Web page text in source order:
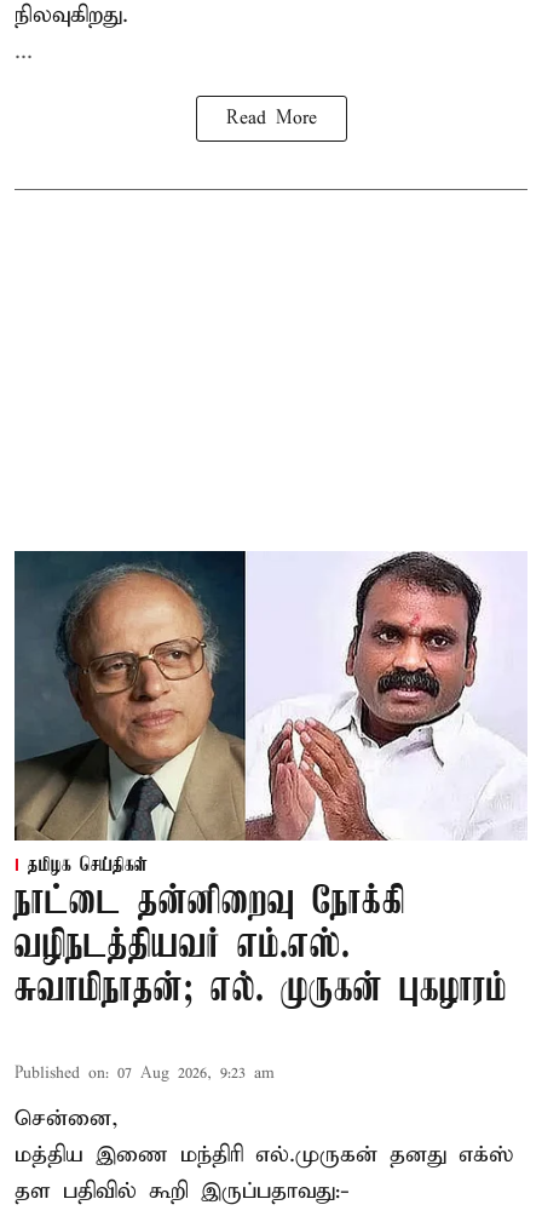
நிலவுகிறது.
...
Read More
தமிழக செய்திகள்
நாட்டை தன்னிறைவு நோக்கி
வழிநடத்தியவர் எம்.எஸ்.
சுவாமிநாதன்; எல். முருகன் புகழாரம்
Published on: 07 Aug 2026, 9:23 am
சென்னை,
மத்திய இணை மந்திரி எல்.முருகன் தனது எக்ஸ்
தள பதிவில் கூறி இருப்பதாவது:-